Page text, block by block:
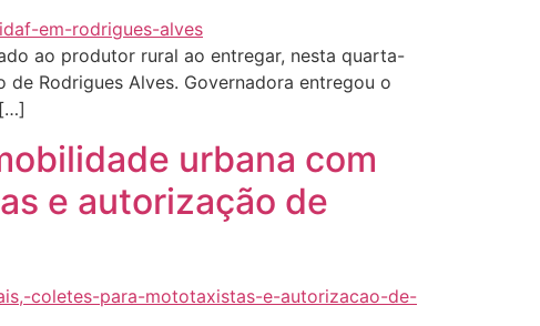
ao produtor rural ao entregar, nesta quarta-
Rodrigues Alves. Governadora entregou o
urbana com
e autorização de